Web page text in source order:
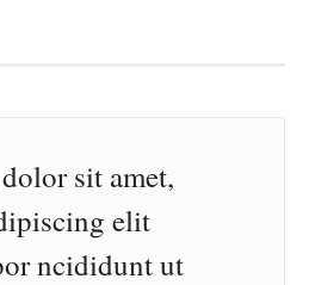
sit amet,
elit
ncididunt ut